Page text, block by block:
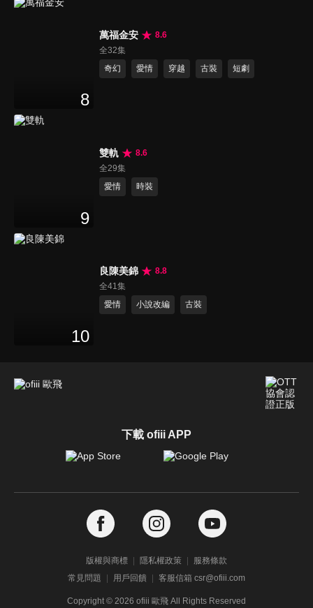
8
萬福金安
8.6
全32集
奇幻
愛情 穿越 古裝 短劇
9
雙軌
8.6
全29集
愛情
時裝
10
良陳美錦
8.8
全41集
愛情
小說改編 古裝
下載 ofiii APP
版權與商標 隱私權政策
服務條款
常見問題
用戶回饋 客服信箱 csr@ofiii.com
Copyright © 2026 ofiii 歐飛 All Rights Reserved